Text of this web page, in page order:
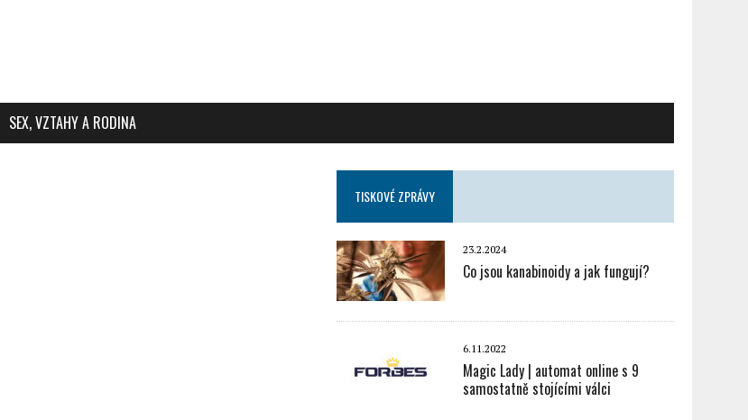
SEX, VZTAHY A RODINA
TISKOVÉ ZPRÁVY
23.2.2024
Co jsou kanabinoidy a jak fungují?
6.11.2022
Magic Lady | automat online s 9
samostatně stojícími válci